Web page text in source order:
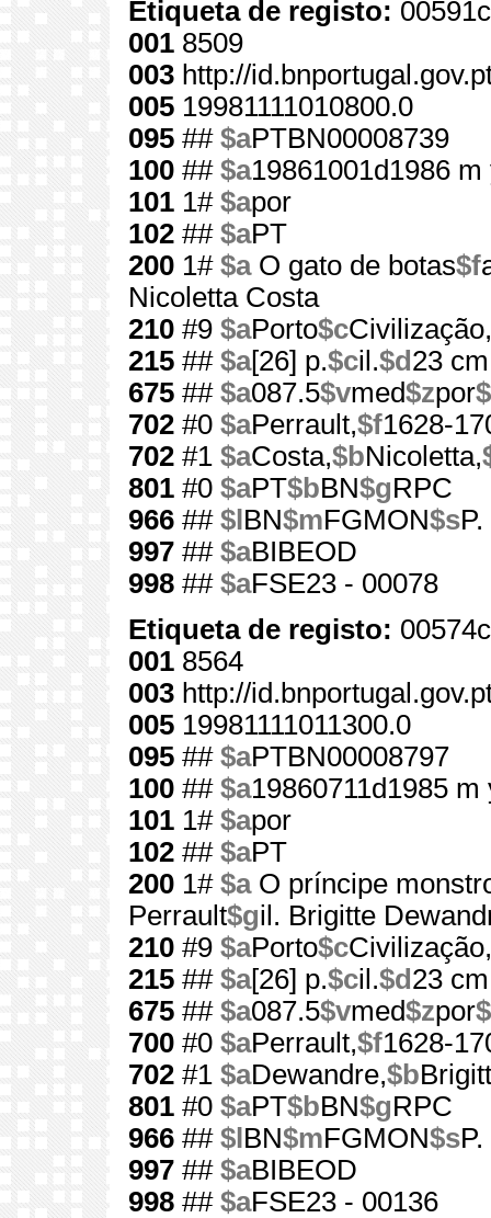
Etiqueta de registo:
001 8509
003 http://
005 19981111010800.0
095 ## $aPTBN00008739
100 ## $a19861001d1986
101 1# $apor
102 ## $aPT
200 1# $aO gato de botas$f
Nicoletta Costa
210 #9 $aPorto$cCivilização,
215 ## $a[26] p.$cil.$d 23 cm
675 ## $a087.5$vmed$zpor
702 #0 $aPerrault,$f1628-
702 #1 $aCosta,$bNicoletta,
801 #0 $aPT$bBN$gRPC
966 ## $l BN$mFGMON$s
997 ## $aBIBEOD
998 ## $aFSE23 - 00078
Etiqueta de registo:
001 8564
003 http://
005 19981111011300.0
095 ## $aPTBN00008797
100 ## $a19860711d1985 m
101 1# $apor
102 ## $aPT
200 1# $aO príncipe
Perrault$gil. Brigitte
210 #9 $aPorto$cCivilização,
215 ## $a[26] p.$cil.$d 23 cm
675 ## $a087.5$vmed$zpor
700 #0 $aPerrault,$f1628-
702 #1 $aDewandre,$b
801 #0 $aPT$bBN$gRPC
966 ## $l BN$mFGMON$s
997 ## $aBIBEOD
998 ## $aFSE23 - 00136